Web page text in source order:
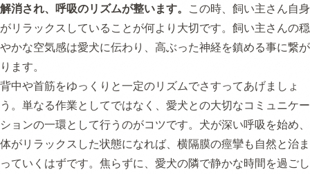
解消され、呼吸のリズムが整います。 この時、飼い主さん自身
がリラックスしていることが何より大切です。飼い主さんの穏
やかな空気感は愛犬に伝わり、高ぶった神経を鎮める事に繋が
ります。
背中や首筋をゆっくりと一定のリズムでさすってあげましょ
う。単なる作業としてではなく、愛犬との大切なコミュニケー
ションの一環として行うのがコツです。犬が深い呼吸を始め、
体がリラックスした状態になれば、横隔膜の痙攣も自然と治ま
っていくはずです。焦らずに、愛犬の隣で静かな時間を過ごし